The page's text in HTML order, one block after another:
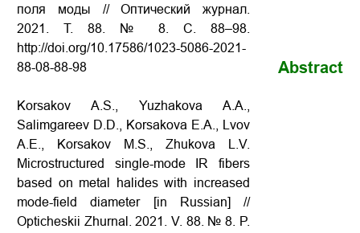
поля моды // Оптический журнал.
2021. Т. 88. № 8. С. 88–98.
http://doi.org/10.17586/1023-5086-2021-
88-08-88-98
Korsakov A.S., Yuzhakova A.A.,
Salimgareev D.D., Korsakova E.A., Lvov
A.E., Korsakov M.S., Zhukova L.V.
Microstructured single-mode IR fibers
based on metal halides with increased
mode-field diameter [in Russian] //
Opticheskii Zhurnal. 2021. V. 88. № 8. P.
Abstract